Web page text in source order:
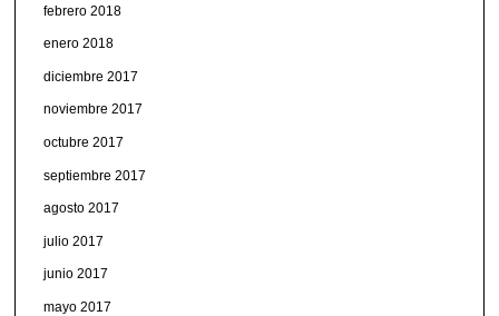
febrero 2018
enero 2018
diciembre 2017
noviembre 2017
octubre 2017
septiembre 2017
agosto 2017
julio 2017
junio 2017
mayo 2017